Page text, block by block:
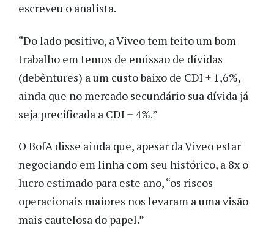
escreveu o analista.
“Do lado positivo, a Viveo tem feito um bom
trabalho em temos de emissão de dívidas
(debêntures) a um custo baixo de CDI + 1,6%,
ainda que no mercado secundário sua dívida já
seja precificada a CDI + 4%.”
O BofA disse ainda que, apesar da Viveo estar
negociando em linha com seu histórico, a 8x o
lucro estimado para este ano, “os riscos
operacionais maiores nos levaram a uma visão
mais cautelosa do papel.”